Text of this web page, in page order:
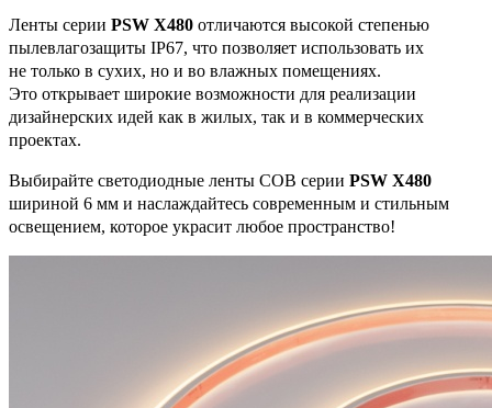
Ленты серии PSW X480 отличаются высокой степенью
пылевлагозащиты IP67, что позволяет использовать их
не только в сухих, но и во влажных помещениях.
Это открывает широкие возможности для реализации
дизайнерских идей как в жилых, так и в коммерческих
проектах.
Выбирайте светодиодные ленты COB серии PSW X480
шириной 6 мм и наслаждайтесь современным и стильным
освещением, которое украсит любое пространство!